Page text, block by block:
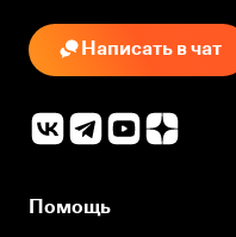
Написать в чат
Помощь